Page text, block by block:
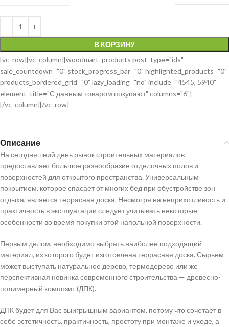
В КОРЗИНУ
[vc_row][vc_column][woodmart_products post_type="ids"
sale_countdown="0" stock_progress_bar="0" highlighted_products="0"
products_bordered_grid="0" lazy_loading="no" include="4545, 5940"
element_title="С данным товаром покупают" columns="6"]
[/vc_column][/vc_row]
Описание
На сегодняшний день рынок строительных материалов
предоставляет большое разнообразие отделочных полов и
поверхностей для открытого пространства. Универсальным
покрытием, которое спасает от многих бед при обустройстве зон
отдыха, является террасная доска. Несмотря на неприхотливость и
практичность в эксплуатации следует учитывать некоторые
особенности во время покупки этой напольной поверхности.
Первым делом, необходимо выбрать наиболее подходящий
материал, из которого будет изготовлена террасная доска. Сырьем
может выступать натуральное дерево, термодерево или же
перспективная новинка современного строительства — древесно-
полимерный композит (ДПК).
ДПК будет для Вас выигрышным вариантом, потому что сочетает в
себе эстетичность, практичность, простоту при монтаже и уходе, а